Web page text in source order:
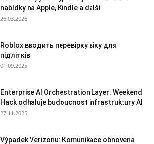
nabídky na Apple, Kindle a další
26.03.2026
Roblox вводить перевірку віку для
підлітків
01.09.2025
Enterprise AI Orchestration Layer: Weekend
Hack odhaluje budoucnost infrastruktury AI
27.11.2025
Výpadek Verizonu: Komunikace obnovena